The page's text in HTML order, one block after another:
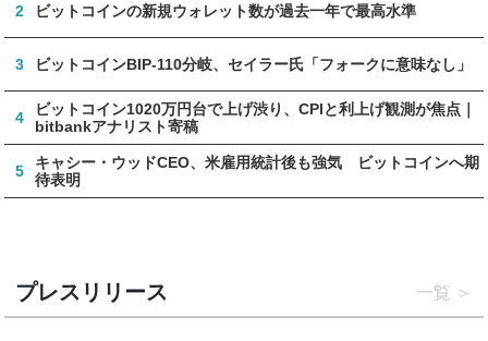
2 ビットコインの新規ウォレット数が過去一年で最高水準
3 ビットコインBIP-110分岐、セイラー氏「フォークに意味なし」
4
ビットコイン1020万円台で上げ渋り、CPIと利上げ観測が焦点｜
bitbankアナリスト寄稿
5
キャシー・ウッドCEO、米雇用統計後も強気 ビットコインへ期
待表明
プレスリリース 一覧